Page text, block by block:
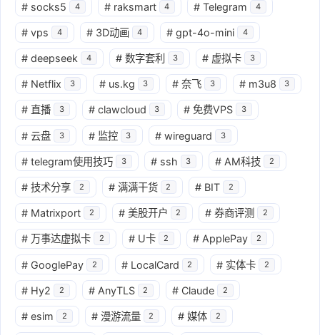
# socks5 4 # raksmart 4 # Telegram 4
# vps 4 # 3D动画 4 # gpt-4o-mini 4
# deepseek 4 # 数字套利 3 # 虚拟卡 3
# Netflix 3 # us.kg 3 # 奈飞 3 # m3u8 3
# 直播 3 # clawcloud 3 # 免费VPS 3
# 云盘 3 # 监控 3 # wireguard 3
# telegram使用技巧 3 # ssh 3 # AM科技 2
# 技术分享 2 # 满满干货 2 # BIT 2
# Matrixport 2 # 美股开户 2 # 券商评测 2
# 万事达虚拟卡 2 # U卡 2 # ApplePay 2
# GooglePay 2 # LocalCard 2 # 实体卡 2
# Hy2 2 # AnyTLS 2 # Claude 2
# esim 2 # 漫游流量 2 # 媒体 2